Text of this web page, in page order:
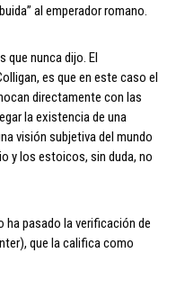
al emperador romano.
que nunca dijo. El
es que en este caso el
directamente con las
la existencia de una
visión subjetiva del mundo
y los estoicos, sin duda, no
pasado la verificación de
que la califica como